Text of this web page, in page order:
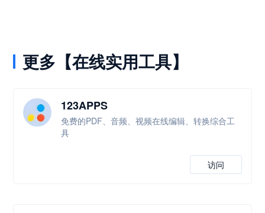
更多【在线实用工具】
123APPS
免费的PDF、音频、视频在线编辑、转换综合工
具
访问